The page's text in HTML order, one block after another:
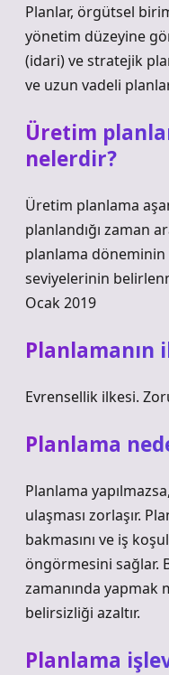
Planlar, örgütsel
yönetim düzeyine
(idari) ve stratejik
ve uzun vadeli
Üretim
nelerdir?
Üretim planlama
planlandığı zaman
planlama döneminin
seviyelerinin
Ocak 2019
Planlamanın
Evrensellik ilkesi.
Planlama
Planlama
ulaşması zorlaşır.
bakmasını ve iş
öngörmesini sağlar.
zamanında yapmak
belirsizliği azaltır.
Planlama